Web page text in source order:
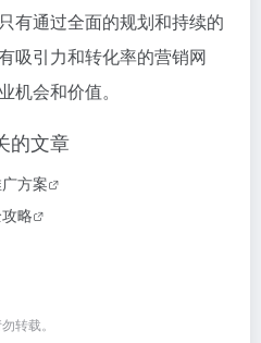
有通过全面的规划和持续的
吸引力和转化率的营销网
机会和价值。
的文章
方案
略
转载。